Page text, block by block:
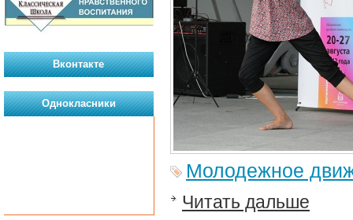
Молодежное
Читать дальше
Вконтакте
Однокласники